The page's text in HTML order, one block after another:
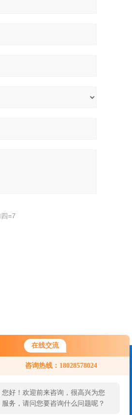
在线交流
咨询热线：18028578024
您好！欢迎前来咨询，很高兴为您
服务，请问您要咨询什么问题呢？
=7
联系我们
24小时热线：